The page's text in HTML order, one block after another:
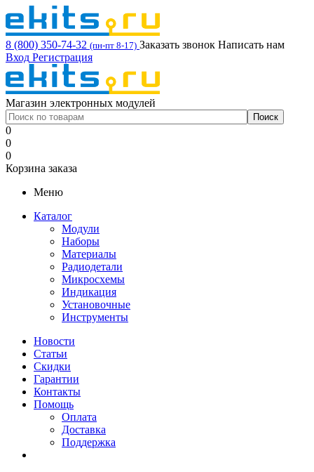
8 (800) 350-74-32 (пн-пт 8-17) Заказать звонок Написать нам
Вход Регистрация
Магазин электронных модулей
0
0
0
Корзина заказа
Меню
Каталог
Модули
Наборы
Материалы
Радиодетали
Микросхемы
Индикация
Установочные
Инструменты
Новости
Статьи
Скидки
Гарантии
Контакты
Помощь
Оплата
Доставка
Поддержка